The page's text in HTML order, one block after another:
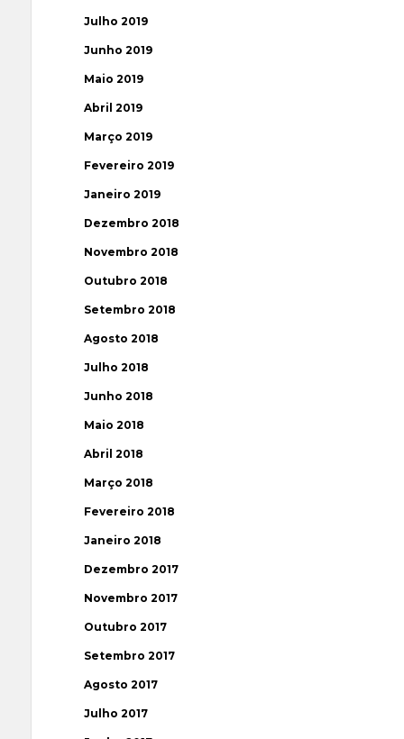
Julho 2019
Junho 2019
Maio 2019
Abril 2019
Março 2019
Fevereiro 2019
Janeiro 2019
Dezembro 2018
Novembro 2018
Outubro 2018
Setembro 2018
Agosto 2018
Julho 2018
Junho 2018
Maio 2018
Abril 2018
Março 2018
Fevereiro 2018
Janeiro 2018
Dezembro 2017
Novembro 2017
Outubro 2017
Setembro 2017
Agosto 2017
Julho 2017